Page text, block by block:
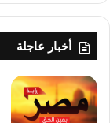
أخبار عاجلة